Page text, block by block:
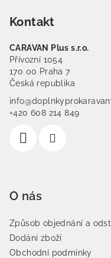
Kontakt
CARAVAN Plus s.r.o.
Přívozní 1054
170 00 Praha 7
Česká republika
+420 608 214 849
O nás
Způsob objednání a
Dodání zboží
Obchodní podmínky